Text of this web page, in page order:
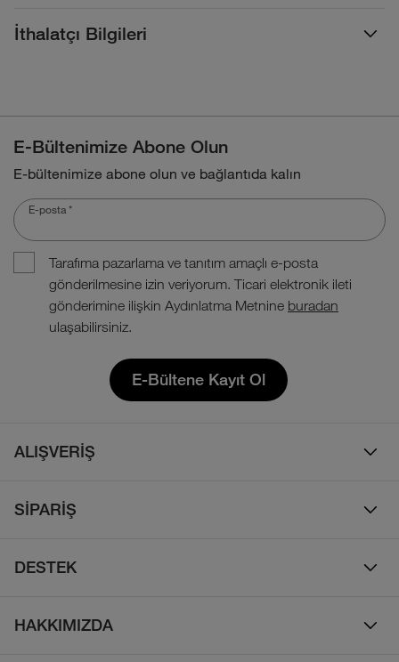
İthalatçı Bilgileri
E-Bültenimize Abone Olun
E-bültenimize abone olun ve bağlantıda kalın
E-posta *
Tarafıma pazarlama ve tanıtım amaçlı e-posta
gönderilmesine izin veriyorum. Ticari elektronik ileti
gönderimine ilişkin Aydınlatma Metnine buradan
ulaşabilirsiniz.
E-Bültene Kayıt Ol
ALIŞVERİŞ
Çocuk
Ayakkabı
SİPARİŞ
İade Politikası
DESTEK
HAKKIMIZDA